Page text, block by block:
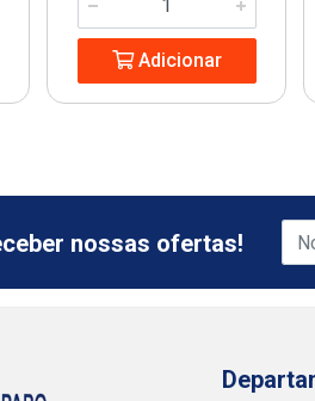
Adicionar
nossas ofertas!